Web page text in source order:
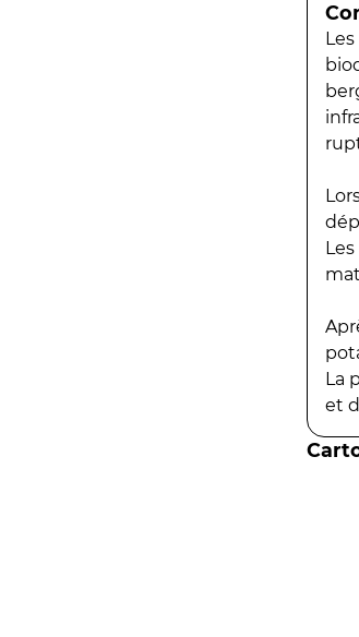
La
et